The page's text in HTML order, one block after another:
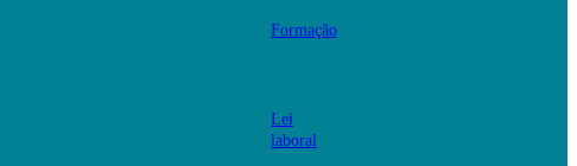
Formação
Lei
laboral